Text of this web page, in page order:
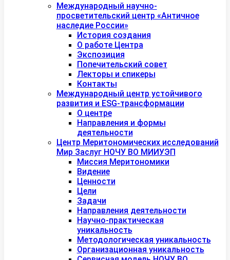
Международный научно-
просветительский центр «Античное
наследие России»
История создания
О работе Центра
Экспозиция
Попечительский совет
Лекторы и спикеры
Контакты
Международный центр устойчивого
развития и ESG-трансформации
О центре
Направления и формы
деятельности
Центр Меритономических исследований
Мир Заслуг НОЧУ ВО МИИУЭП
Миссия Меритономики
Видение
Ценности
Цели
Задачи
Направления деятельности
Научно-практическая
уникальность
Методологическая уникальность
Организационная уникальность